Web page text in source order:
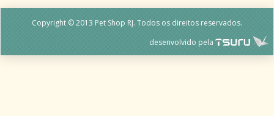
Copyright © 2013 Pet Shop RJ. Todos os direitos reservados.
desenvolvido pela